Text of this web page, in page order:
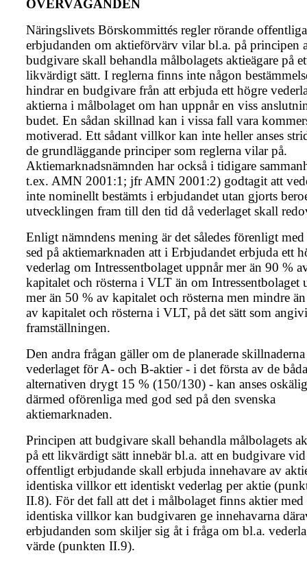
ÖVERVÄGANDEN
Näringslivets Börskommittés regler rörande offentliga
erbjudanden om aktieförvärv vilar bl.a. på principen
budgivare skall behandla målbolagets aktieägare på
likvärdigt sätt. I reglerna finns inte någon
hindrar en budgivare från att erbjuda ett högre
aktierna i målbolaget om han uppnår en viss
budet. En sådan skillnad kan i vissa fall vara
motiverad. Ett sådant villkor kan inte heller anses
de grundläggande principer som reglerna vilar på.
Aktiemarknadsnämnden har också i tidigare
t.ex. AMN 2001:1; jfr AMN 2001:2) godtagit att
inte nominellt bestämts i erbjudandet utan gjorts
utvecklingen fram till den tid då vederlaget skall
Enligt nämndens mening är det således förenligt
sed på aktiemarknaden att i Erbjudandet erbjuda ett
vederlag om Intressentbolaget uppnår mer än 90 %
kapitalet och rösterna i VLT än om Intressentbolaget
mer än 50 % av kapitalet och rösterna men mindre
av kapitalet och rösterna i VLT, på det sätt som
framställningen.
Den andra frågan gäller om de planerade
vederlaget för A- och B-aktier - i det första av de båda
alternativen drygt 15 % (150/130) - kan anses
därmed oförenliga med god sed på den svenska
aktiemarknaden.
Principen att budgivare skall behandla målbolagets
på ett likvärdigt sätt innebär bl.a. att en budgivare
offentligt erbjudande skall erbjuda innehavare av
identiska villkor ett identiskt vederlag per aktie
II.8). För det fall att det i målbolaget finns aktier med
identiska villkor kan budgivaren ge innehavarna
erbjudanden som skiljer sig åt i fråga om bl.a.
värde (punkten II.9).